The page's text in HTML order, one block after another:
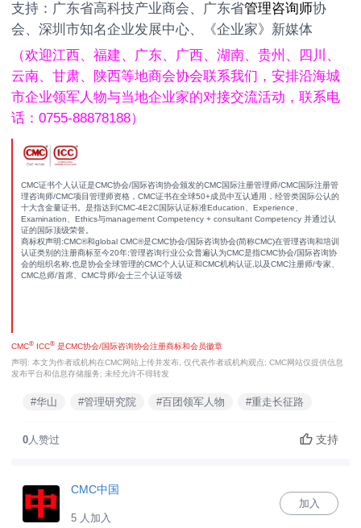
支持：广东省高科技产业商会、广东省管理咨询师协
会、深圳市知名企业发展中心、《企业家》新媒体
（欢迎江西、福建、广东、广西、湖南、贵州、四川、
云南、甘肃、陕西等地商会协会联系我们，安排沿海城
市企业领军人物与当地企业家的对接交流活动，联系电
话：0755-88878188）
CMC证书个人认证是CMC协会/国际咨询协会颁发的CMC国际注册管理师/CMC国际注册管
理咨询师/CMC项目管理师资格，CMC证书在全球50+成员中互认通用，经管类国际公认的
十大含金量证书。是指达到CMC-4E2C国际认证标准Education、Experience、
Examination、Ethics与management Competency + consultant Competency 并通过认
证的国际顶级荣誉。
商标权声明:CMC®和global CMC®是CMC协会/国际咨询协会(简称CMC)在管理咨询和培训
认证类别的注册商标至今20年;管理咨询行业公众普遍认为CMC是指CMC协会/国际咨询协
会的组织名称,也是协会全球管理的CMC个人认证和CMC机构认证,以及CMC注册师/专家、
CMC总师/首席、CMC导师/会士三个认证等级
CMC® ICC® 是CMC协会/国际咨询协会注册商标和会员徽章
声明: 本文为作者或机构在CMC网站上传并发布, 仅代表作者或机构观点; CMC网站仅提供信息
发布平台和信息存储服务; 未经允许不得转发
#华山 #管理研究院 #百团领军人物 #重走长征路
0 人赞过 支持
CMC中国
5 人加入
加入